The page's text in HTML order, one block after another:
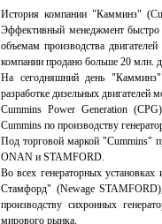
История компании "Камминз"
Эффективный менеджмент
объемам производства
компании продано больше 20 млн.
На сегодняшний день
разработке дизельных двигателей
Cummins Power Generation
Cummins по производству
Под торговой маркой "Cummins"
ONAN и STAMFORD.
Во всех генераторных
Стамфорд" (Newage
производству сихронных
мирового рынка.